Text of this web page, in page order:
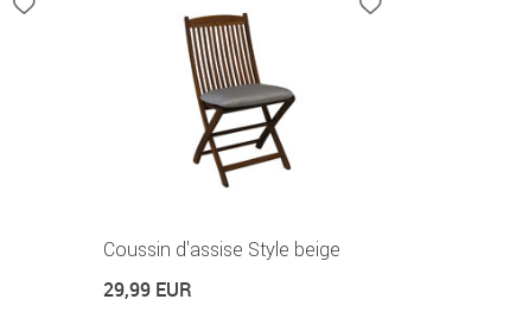
Coussin d'assise Style beige
29,99 EUR